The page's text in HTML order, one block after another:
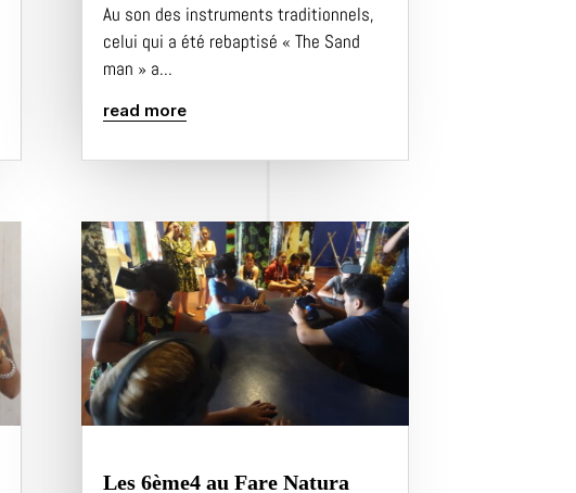
Au son des instruments traditionnels,
celui qui a été rebaptisé « The Sand
man » a...
read more
Les 6ème4 au Fare Natura